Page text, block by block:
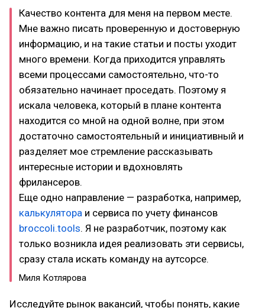
Качество контента для меня на первом месте.
Мне важно писать проверенную и достоверную
информацию, и на такие статьи и посты уходит
много времени. Когда приходится управлять
всеми процессами самостоятельно, что-то
обязательно начинает проседать. Поэтому я
искала человека, который в плане контента
находится со мной на одной волне, при этом
достаточно самостоятельный и инициативный и
разделяет мое стремление рассказывать
интересные истории и вдохновлять
фрилансеров.
Еще одно направление — разработка, например,
калькулятора и сервиса по учету финансов
broccoli.tools. Я не разработчик, поэтому как
только возникла идея реализовать эти сервисы,
сразу стала искать команду на аутсорсе.
Миля Котлярова
Исследуйте рынок вакансий, чтобы понять, какие